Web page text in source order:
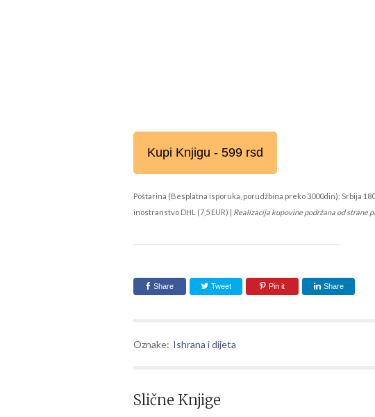
Kupi Knjigu - 599 rsd
Poštarina (Besplatna isporuka, porudžbina preko 3000din): Srbija
inostranstvo DHL (7,5 EUR) | Realizacija kupovine podržana od strane
Share Tweet Pin it Share
Oznake: Ishrana i dijeta
Slične Knjige